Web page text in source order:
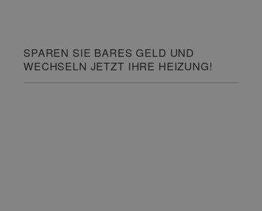
SPAREN SIE BARES GELD UND
WECHSELN JETZT IHRE HEIZUNG!